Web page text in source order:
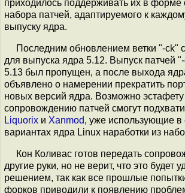
приходилось поддерживать их в форме
набора патчей, адаптируемого к
выпуску ядра.
Последним обновлением ветки "-ck"
для выпуска ядра 5.12. Выпуск патчей
5.13 был пропущен, а после выхода
объявлено о намерении прекратить
новых версий ядра. Возможно
сопровождению патчей смогут
Liquorix и Xanmod, уже использующие в
вариантах ядра Linux наработки из
Кон Коливас готов передать
другие руки, но не верит, что это будет
решением, так как все прошлые
форков приводили к появлению